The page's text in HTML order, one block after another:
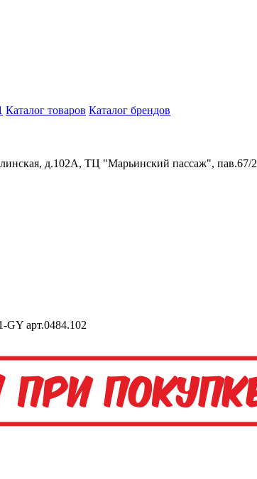
Каталог товаров Каталог брендов
д.102А, ТЦ "Марьинский пассаж", пав.67/2
арт.0484.102